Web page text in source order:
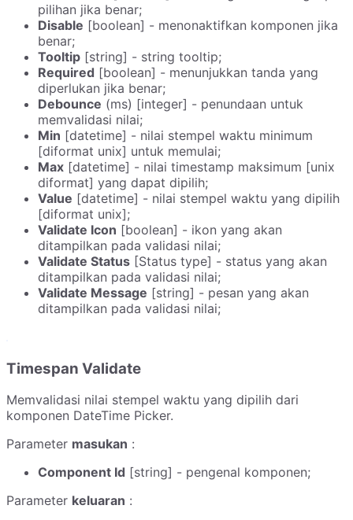
pilihan jika benar;
Disable [boolean] - menonaktifkan komponen jika
benar;
Tooltip [string] - string tooltip;
Required [boolean] - menunjukkan tanda yang
diperlukan jika benar;
Debounce (ms) [integer] - penundaan untuk
memvalidasi nilai;
Min [datetime] - nilai stempel waktu minimum
[diformat unix] untuk memulai;
Max [datetime] - nilai timestamp maksimum [unix
diformat] yang dapat dipilih;
Value [datetime] - nilai stempel waktu yang dipilih
[diformat unix];
Validate Icon [boolean] - ikon yang akan
ditampilkan pada validasi nilai;
Validate Status [Status type] - status yang akan
ditampilkan pada validasi nilai;
Validate Message [string] - pesan yang akan
ditampilkan pada validasi nilai;
Timespan Validate
Memvalidasi nilai stempel waktu yang dipilih dari
komponen DateTime Picker.
Parameter masukan :
Component Id [string] - pengenal komponen;
Parameter keluaran :